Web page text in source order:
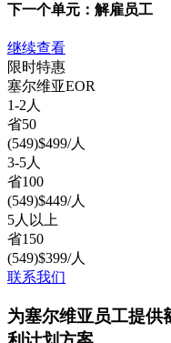
下一个单元： 解雇员工
继续查看
限时特惠
塞尔维亚EOR
1-2人
省50
(549)$499/人
3-5人
省100
(549)$449/人
5人以上
省150
(549)$399/人
联系我们
为塞尔维亚员工提